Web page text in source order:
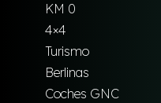
KM 0
4×4
Turismo
Berlinas
Coches GNC